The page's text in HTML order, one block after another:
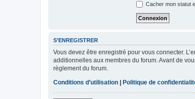
Cacher mon statut
S’ENREGISTRER
Vous devez être enregistré pour vous connecter.
additionnelles aux membres du forum. Avant de
règlement du forum.
Conditions d’utilisation | Politique de